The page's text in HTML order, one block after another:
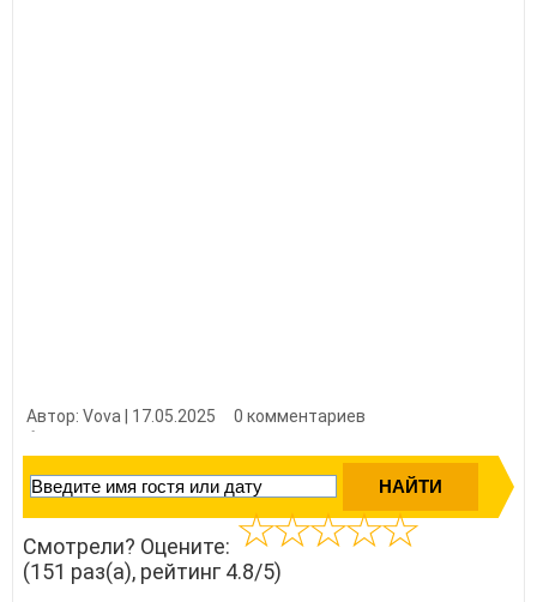
Автор: Vova | 17.05.2025
0 комментариев
Смотрели? Оцените:
(151 раз(а), рейтинг 4.8/5)